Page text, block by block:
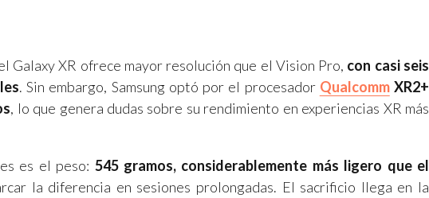
Galaxy XR ofrece mayor resolución que el Vision Pro, con casi seis
. Sin embargo, Samsung optó por el procesador QualcommXR2+
, lo que genera dudas sobre su rendimiento en experiencias XR más
es el peso: 545 gramos, considerablemente más ligero que el
la diferencia en sesiones prolongadas. El sacrificio llega en la